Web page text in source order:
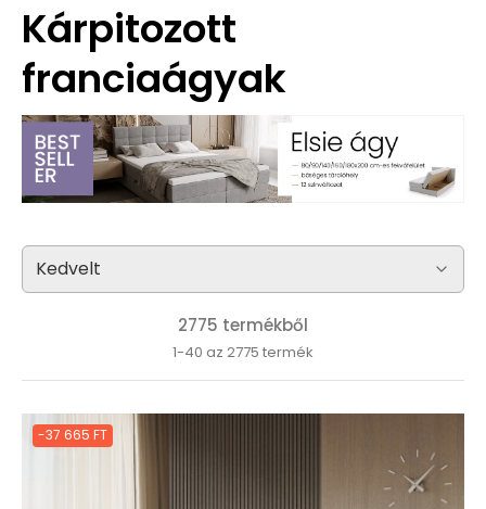
Kárpitozott
franciaágyak
2775 termékből
1-40 az 2775 termék
-37 665 FT